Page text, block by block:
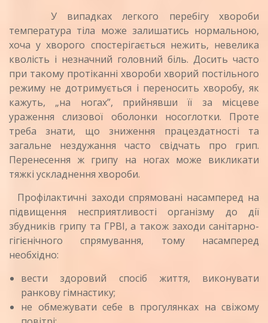
У випадках легкого перебігу хвороби
температура тіла може залишатись нормальною,
хоча у хворого спостерігається нежить, невелика
кволість і незначний головний біль. Досить часто
при такому протіканні хвороби хворий постільного
режиму не дотримується і переносить хворобу, як
кажуть, „на ногах”, прийнявши її за місцеве
ураження слизової оболонки носоглотки. Проте
треба знати, що зниження працездатності та
загальне нездужання часто свідчать про грип.
Перенесення ж грипу на ногах може викликати
тяжкі ускладнення хвороби.
Профілактичні заходи спрямовані насамперед на
підвищення несприятливості організму до дії
збудників грипу та ГРВІ, а також заходи санітарно-
гігієнічного спрямування, тому насамперед
необхідно:
вести здоровий спосіб життя, виконувати
ранкову гімнастику;
не обмежувати себе в прогулянках на свіжому